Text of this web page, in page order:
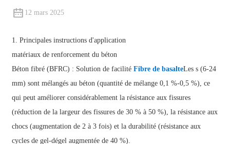
12 mars 2025
1. Principales instructions d'application
matériaux de renforcement du béton
Béton fibré (BFRC) : Solution de facilité Fibre de basalteLes s (6-24
mm) sont mélangés au béton (quantité de mélange 0,1 %-0,5 %), ce
qui peut améliorer considérablement la résistance aux fissures
(réduction de la largeur des fissures de 30 % à 50 %), la résistance aux
chocs (augmentation de 2 à 3 fois) et la durabilité (résistance aux
cycles de gel-dégel augmentée de 40 %).